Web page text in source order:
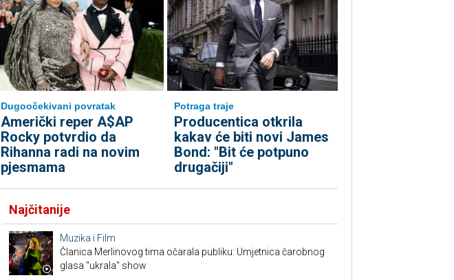
Dugoočekivani povratak
Američki reper A$AP
Rocky potvrdio da
Rihanna radi na novim
pjesmama
Potraga traje
Producentica otkrila
kakav će biti novi James
Bond: "Bit će potpuno
drugačiji"
Najčitanije
Muzika i Film
Članica Merlinovog tima očarala publiku: Umjetnica čarobnog
glasa "ukrala" show